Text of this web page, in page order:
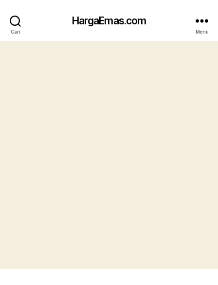
Cari
HargaEmas.com
Menu